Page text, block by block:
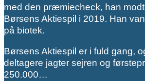
med den præmiecheck, han
Børsens Aktiespil i 2019. Han
på biotek.
Børsens Aktiespil er i fuld gang,
deltagere jagter sejren og
250.000…